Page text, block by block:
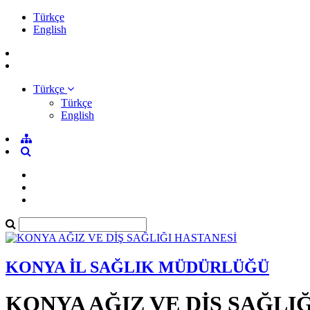
Türkçe
English
Türkçe
Türkçe
English
KONYA İL SAĞLIK MÜDÜRLÜĞÜ
KONYA AĞIZ VE DİŞ